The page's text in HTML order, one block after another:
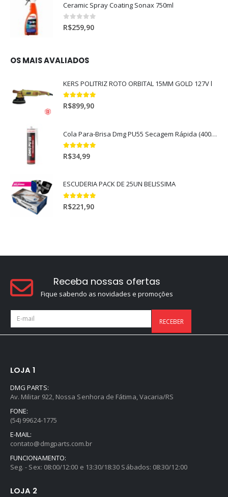
Ceramic Spray Coating Sonax 750ml
0out of 5
R$259,90
OS MAIS AVALIADOS
KERS POLITRIZ ROTO ORBITAL 15MM GOLD 127V l
5.00out of 5
R$899,90
Cola Para-Brisa Dmg PU55 Secagem Rápida (400gr)
5.00out of 5
R$34,99
ESCUDERIA PACK DE 25UN BELISSIMA
5.00out of 5
R$221,90
Receba nossas ofertas
Fique sabendo as novidades e promoções
LOJA 1
DMG PARTS:
Av. Militar 922, Nossa Senhora de Fátima, Vacaria/RS
FONE:
(54) 99624-1775
E-MAIL:
contato@dmgparts.com.br
FUNCIONAMENTO:
Seg. - Sex: 08:00/12:00 e 13:30/18:30 Sábados: 08:30/12:00
LOJA 2